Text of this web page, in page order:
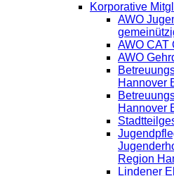
Korporative
AWO
AWO CAT
AWO
Hannover
Hannover
Region
Lindener